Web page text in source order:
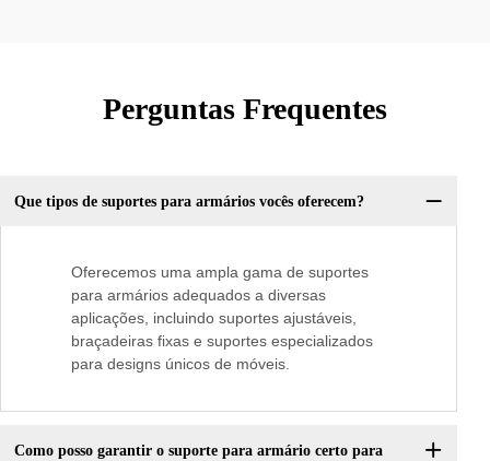
Perguntas Frequentes
Que tipos de suportes para armários vocês oferecem?
Oferecemos uma ampla gama de suportes
para armários adequados a diversas
aplicações, incluindo suportes ajustáveis,
braçadeiras fixas e suportes especializados
para designs únicos de móveis.
Como posso garantir o suporte para armário certo para